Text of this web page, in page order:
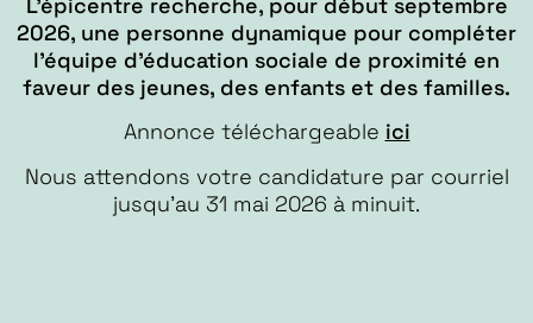
2026, une personne dynamique pour compléter
l’équipe d’éducation sociale de proximité en
faveur des jeunes, des enfants et des familles.
Annonce téléchargeable ici
Nous attendons votre candidature par courriel
jusqu’au 31 mai 2026 à minuit.